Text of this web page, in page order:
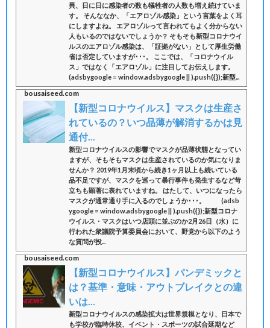
異、日に日に感染者の数も犠牲者の人数も増え続けていま
す。 そんななか、「エアロゾル感染」という言葉をよく耳
にしますよね。 エアロゾルって言われてもよく分からない
人もいるのではないでしょうか？ そもそも新型コロナウイ
ルスのエアロゾル感染は、「証拠がない」として厚生労働
省は否定していますが･･･。 ここでは、「コロナウイル
ス」ではなく「エアロゾル」に注目してお伝えします。
(adsbygoogle = window.adsbygoogle || ).push({});新型...
bousaiseed.com
【新型コロナウイルス】マスクは生産さ
れているの？いつ品薄が解消するかは見
通付...
新型コロナウイルスの影響でマスクが品薄状態となってい
ますが、そもそもマスクは生産されているのか気になりま
せんか？ 2019年1月末頃から続き1ヶ月以上も続いている
品不足ですが、マスクを巡って暴行事件も発生するなど苛
立ちも顕著に表れていますね。 はたして、いつになったら
マスクが通常通り手に入るのでしょうか･･･。 (adsb
ygoogle = window.adsbygoogle || ).push({});新型コロナ
ウイルス・マスクはいつ店頭に並ぶのか2月26日（水）に
行われた衆議院予算委員会において、野党から以下のよう
な質問が投...
bousaiseed.com
【新型コロナウイルス】パンデミックと
は？基準・意味・アウトブレイクとの違
いは...
新型コロナウイルスの感染拡大は世界規模となり、日本で
も学校が臨時休校、イベント・スポーツの試合延期など